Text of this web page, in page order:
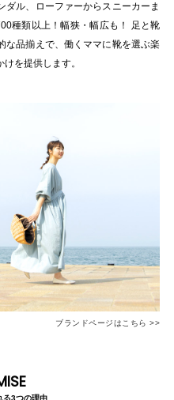
通勤パンプス
プレママ
グレー ブラウン レッド
ル、ローファーからスニーカーま
種類以上！幅狭・幅広も！ 足と靴
な品揃えで、働くママに靴を選ぶ楽
を提供します。
ブランドページはこちら >>
3つの理由